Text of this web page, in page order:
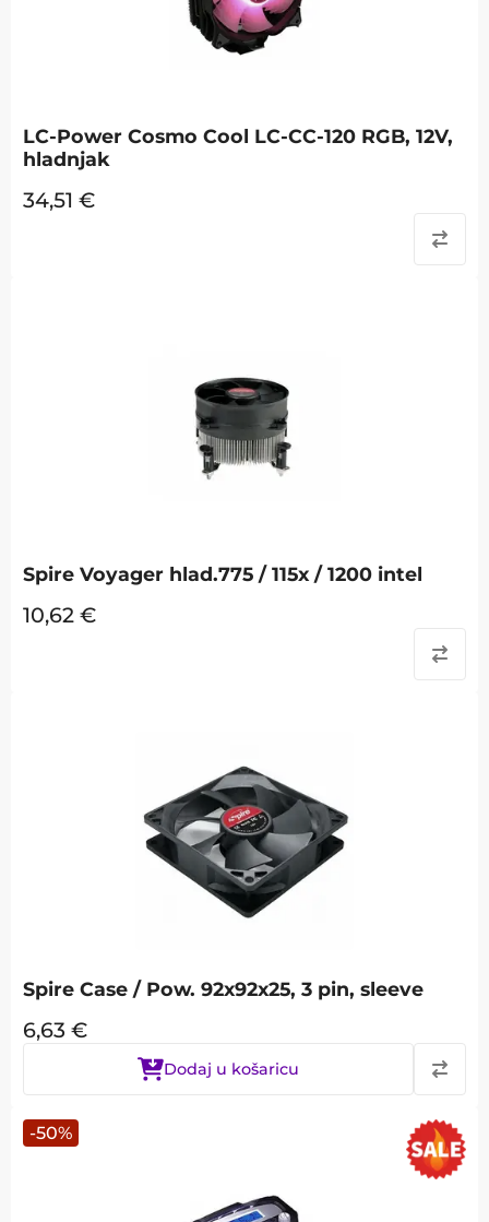
LC-Power Cosmo Cool LC-CC-120 RGB, 12V,
hladnjak
34,51 €
Spire Voyager hlad.775 / 115x / 1200 intel
10,62 €
Spire Case / Pow. 92x92x25, 3 pin, sleeve
6,63 €
Dodaj u košaricu
-50%